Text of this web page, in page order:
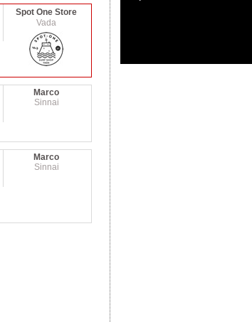
Spot One Store
Vada
Marco
Sinnai
Marco
Sinnai